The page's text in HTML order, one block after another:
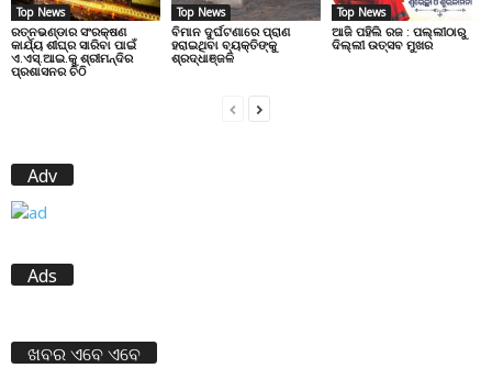
Top News
ରତ୍ନଭଣ୍ଡାର ସଂରକ୍ଷଣ
କାର୍ଯ୍ୟ ଶୀଘ୍ର ସାରିବା ପାଇଁ
ଏ.ଏସ୍.ଆଇ.କୁ ଶ୍ରୀମନ୍ଦିର
ପ୍ରଶାସନର ଚିଠି
Top News
ବିମାନ ଦୁର୍ଘଟଣାରେ ପ୍ରାଣ
ହରାଇଥିବା ବ୍ୟକ୍ତିଙ୍କୁ
ଶ୍ରଦ୍ଧାଞ୍ଜଳି
Top News
ଆଜି ପହିଲି ରଜ : ପଲ୍ଲୀଠାରୁ
ଦିଲ୍ଲୀ ଉତ୍ସବ ମୁଖର
Adv
Ads
ଖବର ଏବେ ଏବେ